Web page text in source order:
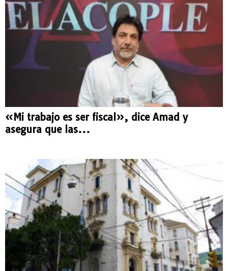
«Mi trabajo es ser fiscal», dice Amad y
asegura que las...